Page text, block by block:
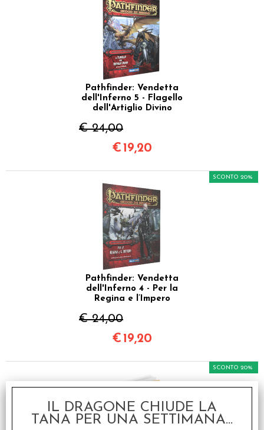
Pathfinder: Vendetta
dell'Inferno 5 - Flagello
dell'Artiglio Divino
€ 24,00
€ 19,20
Pathfinder: Vendetta
dell'Inferno 4 - Per la
Regina e l’Impero
€ 24,00
SCONTO 20%
€ 19,20
SCONTO 20%
IL DRAGONE CHIUDE LA
TANA PER UNA SETTIMANA...